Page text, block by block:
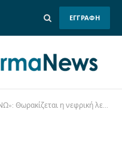
ΕΓΓΡΑΦΗ
των πολιτών – Στην «αντεπίθεση» κατά της παχυσαρκίας το υπουργείο Υγείας